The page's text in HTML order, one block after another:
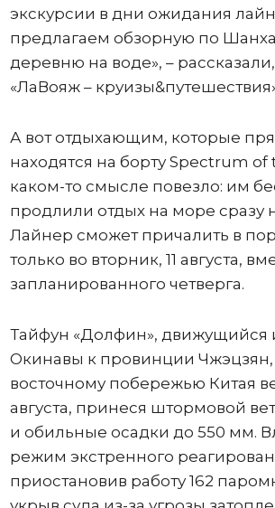
экскурсии в дни ожидания
предлагаем обзорную по
деревню на воде», – рассказали,
«ЛаВояж –
А вот отдыхающим, которые
находятся на борту Spectrum of
каком-то смысле повезло: им
продлили отдых на море сразу
Лайнер сможет причалить в
только во вторник, 11 августа,
запланированного четверга.
Тайфун «Долфин», движущийся
Окинавы к провинции Чжэцзян,
восточному побережью Китая
августа, принеся штормовой
и обильные осадки до 550 мм.
режим экстренного
приостановив работу 162